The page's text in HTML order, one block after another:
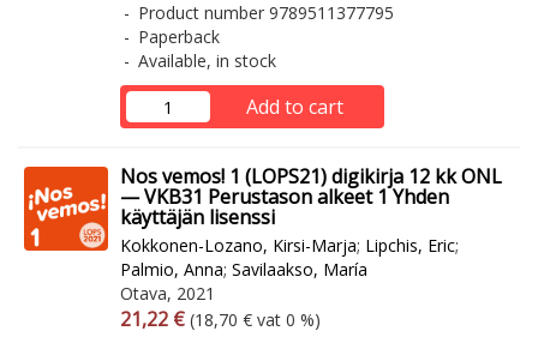
Product number 9789511377795
Paperback
Available, in stock
Add to cart
Nos vemos! 1 (LOPS21) digikirja 12 kk ONL
— VKB31 Perustason alkeet 1 Yhden
käyttäjän lisenssi
Kokkonen-Lozano, Kirsi-Marja; Lipchis, Eric;
Palmio, Anna; Savilaakso, María
Otava, 2021
Arvonlisäverollinen hinta
21,22 € Excl. vat
(18,70 € vat 0 %)